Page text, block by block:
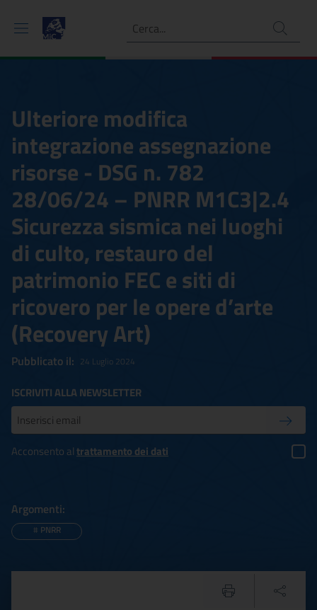
Ricerca
Ulteriore modifica
integrazione assegnazione
risorse - DSG n. 782
28/06/24 – PNRR M1C3|2.4
Sicurezza sismica nei luoghi
di culto, restauro del
patrimonio FEC e siti di
ricovero per le opere d’arte
(Recovery Art)
Pubblicato il: 24 Luglio 2024
ISCRIVITI ALLA NEWSLETTER
Inserisci la tua mail
Acconsento altrattamento dei dati
Argomenti:
# PNRR
Ulteriore modifica